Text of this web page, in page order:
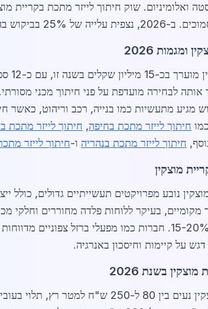
ואלומיניום. שוק חיתוך לייזר מתכת
תשתיות גדולים באזור.
2026
חיתוך לייזר מתכת בחיפה, חיתוך לייזר מתכת
חיתוך לייזר מתכת בנהריה ו-חיתוך לייזר
מוצקין
מפעלי ייצור מקומיים, בעיקר ללוחות פלדה מחוררים
קצרים, מה שמפחית עלויות ייצור ב-15-20%. חברות כמו
על קיימות וחיסכון באנרגיה.
בשנת 2026